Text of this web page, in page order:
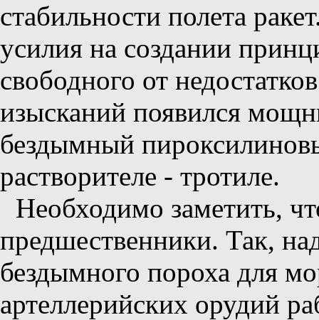
стабильности полета
усилия на создании
свободного от
изысканий появился
бездымный
растворителе - тротиле.
Необходимо заметить,
предшественники. Так,
бездымного пороха для
артеллерийских орудий